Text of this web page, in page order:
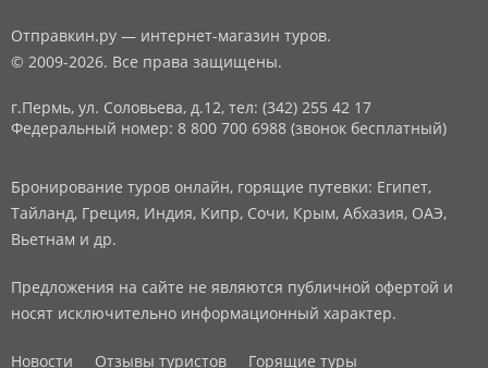
Отправкин.ру — интернет-магазин туров.
© 2009-2026. Все права защищены.
г.Пермь, ул. Соловьева, д.12, тел: (342) 255 42 17
Федеральный номер: 8 800 700 6988 (звонок бесплатный)
Бронирование туров онлайн, горящие путевки: Египет,
Тайланд, Греция, Индия, Кипр, Сочи, Крым, Абхазия, ОАЭ,
Вьетнам и др.
Предложения на сайте не являются публичной офертой и
носят исключительно информационный характер.
Новости Отзывы туристов Горящие туры